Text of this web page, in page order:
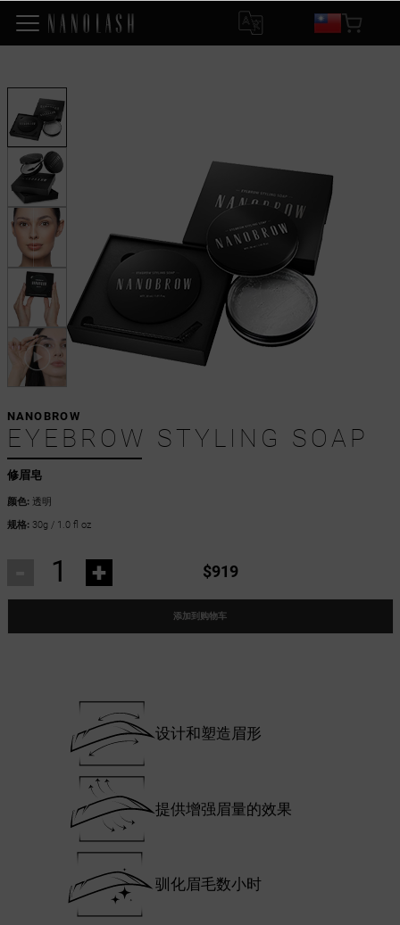
修眉皂
NANOBROW
EYEBROW STYLING SOAP
颜色: 透明
规格:30g / 1.0 fl oz
+ $919
添加到购物车
设计和塑造眉形
提供增强眉量的效果
驯化眉毛数小时